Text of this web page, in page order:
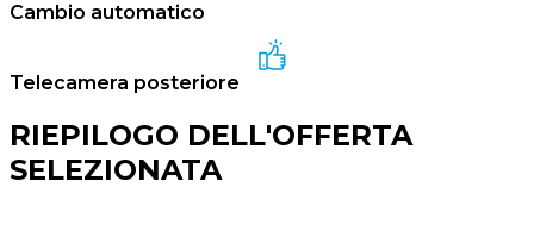
Cambio automatico
Telecamera posteriore
RIEPILOGO DELL'OFFERTA
SELEZIONATA